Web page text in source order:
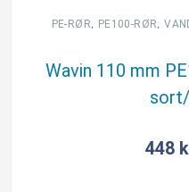
rør,
6
m
PE-RØR, PE100-RØR,
Wavin 110 mm
448